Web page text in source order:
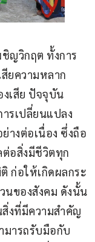
ชิญวิกฤต ทั้งการ
ยความหลาก
เสีย ปัจจุบัน
รเปลี่ยนแปลง
างต่อเนื่อง ซึ่งถือ
อสิ่งมีชีวิตทุก
ก่อให้เกิดผลกระ
นของสังคม ดังนั้น
สิ่งที่มีความสำคัญ
มารถรับมือกับ